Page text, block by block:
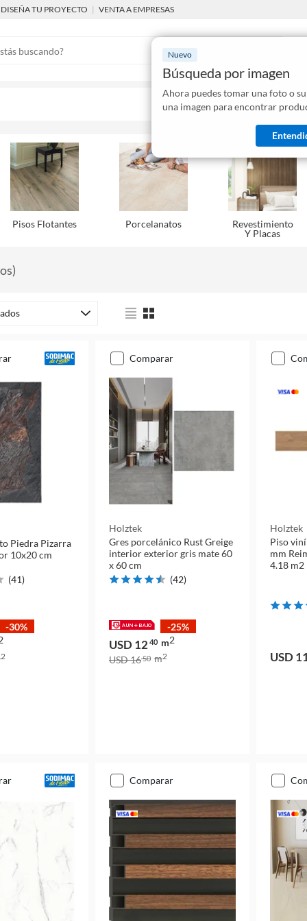
DISEÑA TU PROYECTO | VENTA A EMPRESAS
Nuevo
Búsqueda por imagen
Ahora puedes tomar una foto o
una imagen para encontrar
Pisos Flotantes Porcelanatos
Revestimiento
Y Placas
)
Piedra Pizarra
10x20 cm
(41)
-30%
2
comparar
Holztek
Gres porcelánico Rust Greige
interior exterior gris mate 60
x 60 cm
(42)
-25%
USD 1240 m2
USD 1650 m2
Holztek
Piso
mm
4.18 m2
USD
comparar